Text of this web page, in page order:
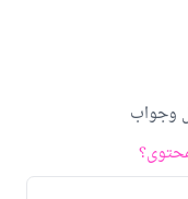
وجواب